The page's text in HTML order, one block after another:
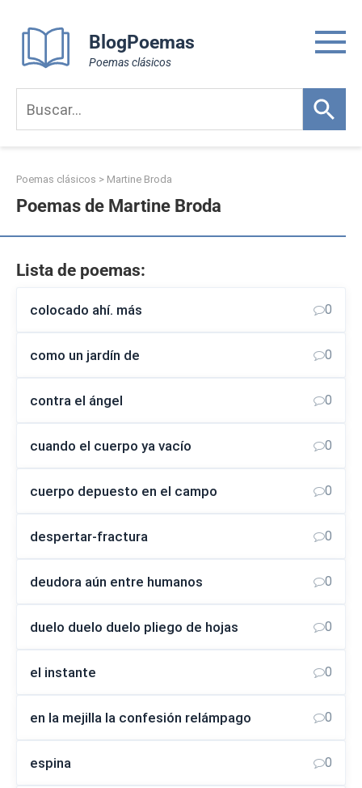
content
BlogPoemas
Poemas clásicos
Poemas clásicos > Martine Broda
Poemas de Martine Broda
Lista de poemas:
colocado ahí. más 0
como un jardín de 0
contra el ángel 0
cuando el cuerpo ya vacío 0
cuerpo depuesto en el campo 0
despertar-fractura 0
deudora aún entre humanos 0
duelo duelo duelo pliego de hojas 0
el instante 0
en la mejilla la confesión relámpago 0
espina 0